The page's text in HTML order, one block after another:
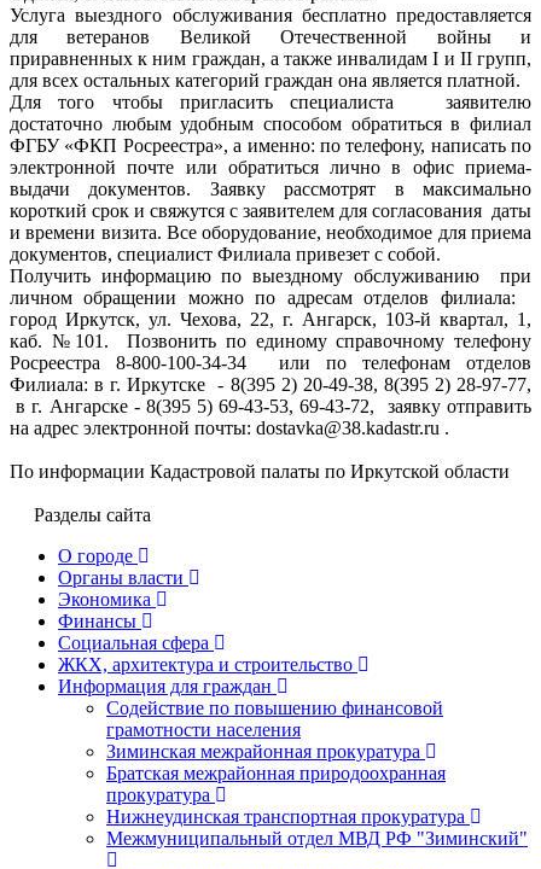
Услуга выездного обслуживания бесплатно предоставляется
для ветеранов Великой Отечественной войны и
приравненных к ним граждан, а также инвалидам I и II групп,
для всех остальных категорий граждан она является платной.
Для того чтобы пригласить специалиста заявителю
достаточно любым удобным способом обратиться в филиал
ФГБУ «ФКП Росреестра», а именно: по телефону, написать по
электронной почте или обратиться лично в офис приема-
выдачи документов. Заявку рассмотрят в максимально
короткий срок и свяжутся с заявителем для согласования даты
и времени визита. Все оборудование, необходимое для приема
документов, специалист Филиала привезет с собой.
Получить информацию по выездному обслуживанию при
личном обращении можно по адресам отделов филиала:
город Иркутск, ул. Чехова, 22, г. Ангарск, 103-й квартал, 1,
каб. №101. Позвонить по единому справочному телефону
Росреестра 8-800-100-34-34 или по телефонам отделов
Филиала: в г. Иркутске - 8(395 2) 20-49-38, 8(395 2) 28-97-77,
в г. Ангарске - 8(395 5) 69-43-53, 69-43-72, заявку отправить
на адрес электронной почты: dostavka@38.kadastr.ru .
По информации Кадастровой палаты по Иркутской области
Разделы сайта
О городе
Органы власти
Экономика
Финансы
Социальная сфера
ЖКХ, архитектура и строительство
Информация для граждан
Содействие по повышению финансовой
грамотности населения
Зиминская межрайонная прокуратура
Братская межрайонная природоохранная
прокуратура
Нижнеудинская транспортная прокуратура
Межмуниципальный отдел МВД РФ "Зиминский"